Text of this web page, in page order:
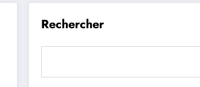
Rechercher